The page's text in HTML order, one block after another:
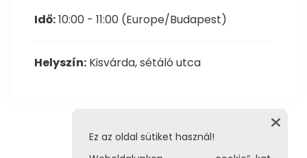
Idő:10:00 - 11:00 (Europe/Budapest)
Helyszín: Kisvárda, sétáló utca
Ez az oldal sütiket használ!